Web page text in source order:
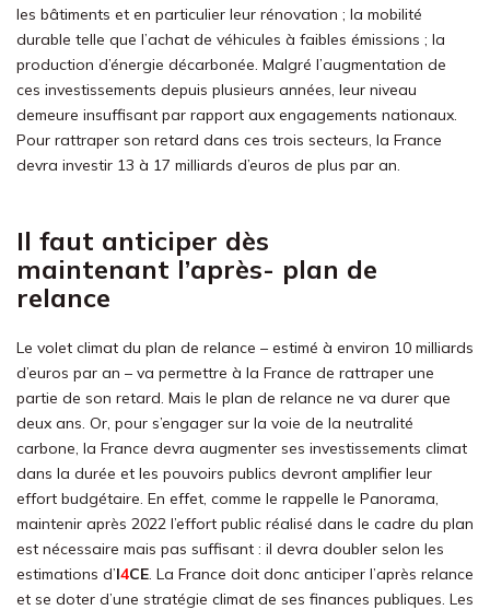
les bâtiments et en particulier leur rénovation ; la mobilité
durable telle que l’achat de véhicules à faibles émissions ; la
production d’énergie décarbonée. Malgré l’augmentation de
ces investissements depuis plusieurs années, leur niveau
demeure insuffisant par rapport aux engagements nationaux.
Pour rattraper son retard dans ces trois secteurs, la France
devra investir 13 à 17 milliards d’euros de plus par an.
Il faut anticiper dès
maintenant l’après- plan de
relance
Le volet climat du plan de relance – estimé à environ 10 milliards
d’euros par an – va permettre à la France de rattraper une
partie de son retard. Mais le plan de relance ne va durer que
deux ans. Or, pour s’engager sur la voie de la neutralité
carbone, la France devra augmenter ses investissements climat
dans la durée et les pouvoirs publics devront amplifier leur
effort budgétaire. En effet, comme le rappelle le Panorama,
maintenir après 2022 l’effort public réalisé dans le cadre du plan
est nécessaire mais pas suffisant : il devra doubler selon les
estimations d’I4CE. La France doit donc anticiper l’après relance
et se doter d’une stratégie climat de ses finances publiques. Les